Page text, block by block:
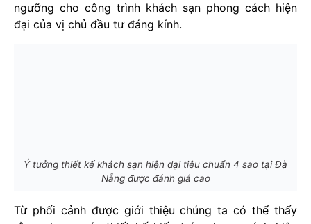
ngưỡng cho công trình khách sạn phong cách hiện
đại của vị chủ đầu tư đáng kính.
Ý tưởng thiết kế khách sạn hiện đại tiêu chuẩn 4 sao tại Đà
Nẵng được đánh giá cao
Từ phối cảnh được giới thiệu chúng ta có thể thấy